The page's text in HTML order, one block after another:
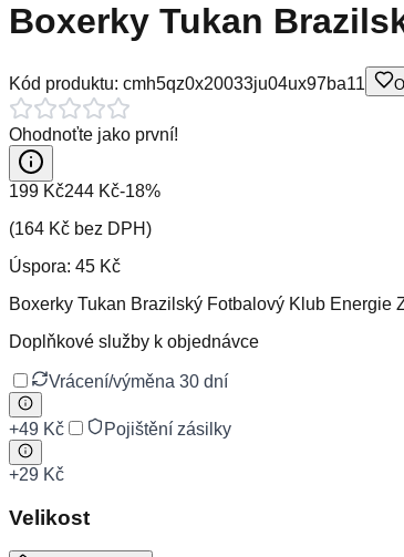
Boxerky Tukan
Kód produktu: cmh5qz0x20033ju04ux97ba11
Ohodnoťte jako první!
199 Kč244 Kč-18%
(164 Kč bez DPH)
Úspora: 45 Kč
Boxerky Tukan Brazilský Fotbalový Klub Energie
Doplňkové služby k objednávce
Vrácení/výměna 30 dní
+49 Kč Pojištění zásilky
+29 Kč
Velikost